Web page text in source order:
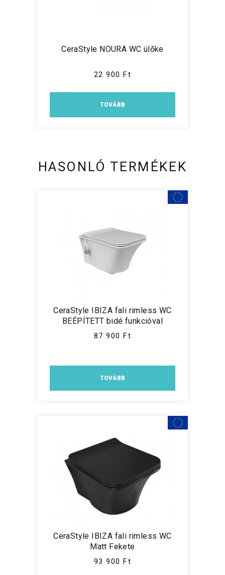
CeraStyle NOURA WC ülőke
22 900 Ft
TOVÁBB
HASONLÓ TERMÉKEK
CeraStyle IBIZA fali rimless WC
BEÉPÍTETT bidé funkcióval
87 900 Ft
TOVÁBB
CeraStyle IBIZA fali rimless WC
Matt Fekete
93 900 Ft